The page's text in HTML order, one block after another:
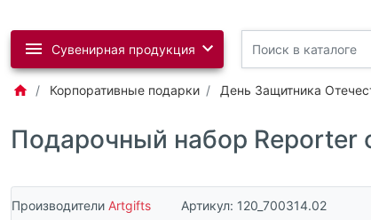
Сувенирная продукция
Корпоративные подарки День Защитника
Подарочный набор Reporter
Производители Artgifts Артикул: 120_700314.02